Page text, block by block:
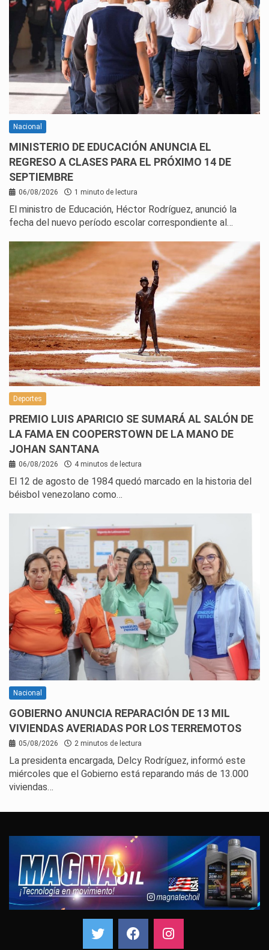
Nacional
MINISTERIO DE EDUCACIÓN ANUNCIA EL
REGRESO A CLASES PARA EL PRÓXIMO 14 DE
SEPTIEMBRE
06/08/2026 1 minuto de lectura
El ministro de Educación, Héctor Rodríguez, anunció la
fecha del nuevo período escolar correspondiente al…
Deportes
PREMIO LUIS APARICIO SE SUMARÁ AL SALÓN DE
LA FAMA EN COOPERSTOWN DE LA MANO DE
JOHAN SANTANA
06/08/2026 4 minutos de lectura
El 12 de agosto de 1984 quedó marcado en la historia del
béisbol venezolano como…
Nacional
GOBIERNO ANUNCIA REPARACIÓN DE 13 MIL
VIVIENDAS AVERIADAS POR LOS TERREMOTOS
05/08/2026 2 minutos de lectura
La presidenta encargada, Delcy Rodríguez, informó este
miércoles que el Gobierno está reparando más de 13.000
viviendas…